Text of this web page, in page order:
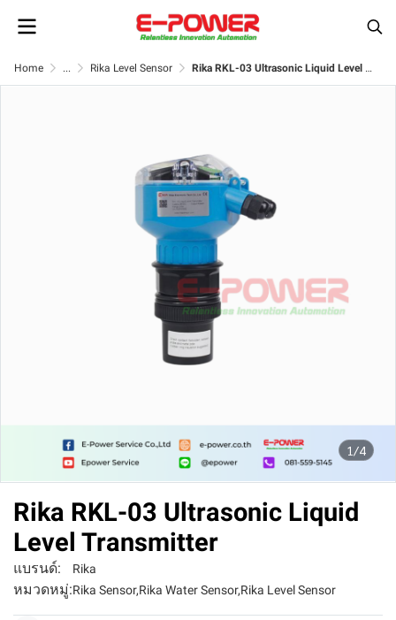
Home ... Rika Level Sensor Rika RKL-03 Ultrasonic Liquid Level Transmitter
1/4
Rika RKL-03 Ultrasonic Liquid
Level Transmitter
แบรนด์: Rika
หมวดหมู่:Rika Sensor,Rika Water Sensor,Rika Level Sensor